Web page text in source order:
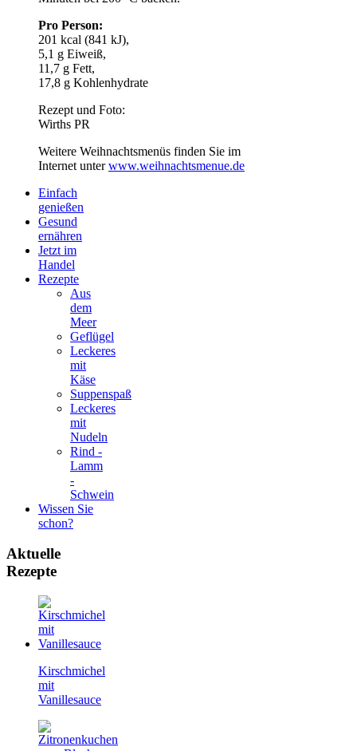
Pro Person:
201 kcal (841 kJ),
5,1 g Eiweiß,
11,7 g Fett,
17,8 g Kohlenhydrate
Rezept und Foto:
Wirths PR
Weitere Weihnachtsmenüs finden Sie im
Internet unterwww.weihnachtsmenue.de
Einfach
genießen
Gesund
ernähren
Jetzt im
Handel
Rezepte
Aus
dem
Meer
Geflügel
Leckeres
mit
Käse
Suppenspaß
Leckeres
mit
Nudeln
Rind -
Lamm
-
Schwein
Wissen Sie
schon?
Aktuelle
Rezepte
Kirschmichel
mit
Vanillesauce